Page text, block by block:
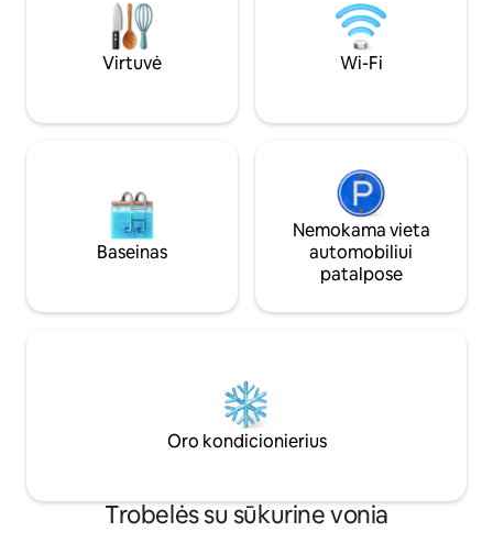
šaldytuvu, kuriame yra mūsų Alexandre
šeimos ūkio pieno ir kiaušinių, sūkurine
vonia ir atpalaiduojančiu kiemu.
Virtuvė Wi-Fi
Baseinas
Nemokama vieta
automobiliui
patalpose
Oro kondicionierius
Trobelės su sūkurine vonia